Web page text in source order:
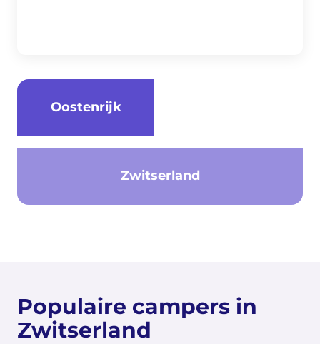
Oostenrijk
Zwitserland
Populaire campers in
Zwitserland